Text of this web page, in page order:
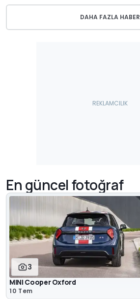
DAHA FAZLA HABER
En güncel fotoğraf
3
MINI Cooper Oxford
10 Tem